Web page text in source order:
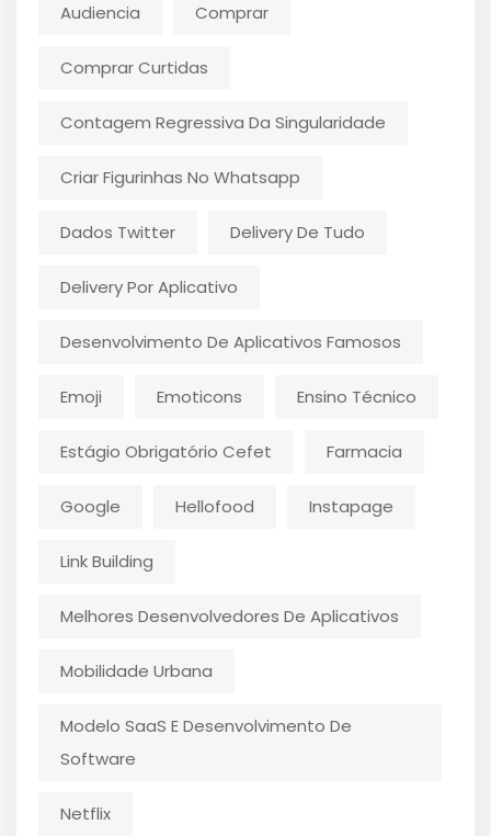
Audiencia Comprar
Comprar Curtidas
Contagem Regressiva Da Singularidade
Criar Figurinhas No Whatsapp
Dados Twitter Delivery De Tudo
Delivery Por Aplicativo
Desenvolvimento De Aplicativos Famosos
Emoji Emoticons Ensino Técnico
Estágio Obrigatório Cefet Farmacia
Google Hellofood Instapage
Link Building
Melhores Desenvolvedores De Aplicativos
Mobilidade Urbana
Modelo SaaS E Desenvolvimento De
Software
Netflix